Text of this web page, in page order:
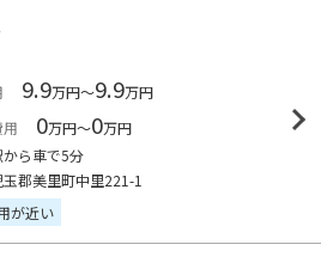
9.9万円～9.9万円
0万円～0万円
ら車で5分
郡美里町中里221-1
が近い